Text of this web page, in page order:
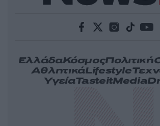
ΕλλάδαΚόσμοςΠολιτική
ΑθλητικάLifestyle
ΥγείαTasteitMedia